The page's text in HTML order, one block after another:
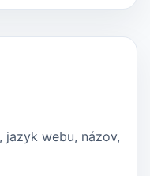
jazyk webu, názov,